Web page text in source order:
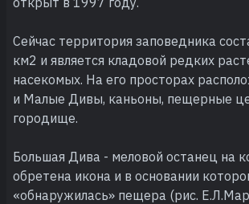
Сейчас территория заповедника
км2 и является кладовой редких
насекомых. На его просторах
и Малые Дивы, каньоны, пещерные
городище.
Большая Дива - меловой останец на
обретена икона и в основании
«обнаружилась» пещера (рис.